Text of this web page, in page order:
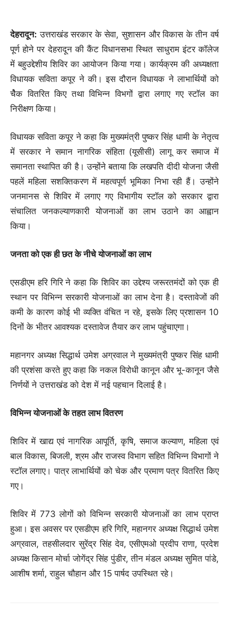
देहरादून: उत्तराखंड सरकार के सेवा, सुशासन और विकास के तीन वर्ष
पूर्ण होने पर देहरादून की कैंट विधानसभा स्थित साधुराम इंटर कॉलेज
में बहुउद्देशीय शिविर का आयोजन किया गया। कार्यक्रम की अध्यक्षता
विधायक सविता कपूर ने की। इस दौरान विधायक ने लाभार्थियों को
चैेक वितरित किए तथा विभिन्न विभगों द्वारा लगाए गए स्टॉल का
निरीक्षण किया।
विधायक सविता कपूर ने कहा कि मुख्यमंत्री पुष्कर सिंह धामी के नेतृत्व
में सरकार ने समान नागरिक संहिता (यूसीसी) लागू कर समाज में
समानता स्थापित की है। उन्होंने बताया कि लखपति दीदी योजना जैसी
पहलें महिला सशक्तिकरण में महत्वपूर्ण भूमिका निभा रही हैं। उन्होंने
जनमानस से शिविर में लगाए गए विभागीय स्टॉल को सरकार द्वारा
संचालित जनकल्याणकारी योजनाओं का लाभ उठाने का आह्वान
किया।
जनता को एक ही छत के नीचे योजनाओं का लाभ
एसडीएम हरि गिरि ने कहा कि शिविर का उद्देश्य जरूरतमंदों को एक ही
स्थान पर विभिन्न सरकारी योजनाओं का लाभ देना है। दस्तावेजों की
कमी के कारण कोई भी व्यक्ति वंचित न रहे, इसके लिए प्रशासन 10
दिनों के भीतर आवश्यक दस्तावेज तैयार कर लाभ पहुंचाएगा।
महानगर अध्यक्ष सिद्धार्थ उमेश अग्रवाल ने मुख्यमंत्री पुष्कर सिंह धामी
की प्रशंसा करते हुए कहा कि नकल विरोधी कानून और भू-कानून जैसे
निर्णयों ने उत्तराखंड को देश में नई पहचान दिलाई है।
विभिन्न योजनाओं के तहत लाभ वितरण
शिविर में खाद्य एवं नागरिक आपूर्ति, कृषि, समाज कल्याण, महिला एवं
बाल विकास, बिजली, श्रम और राजस्व विभाग सहित विभिन्न विभागों ने
स्टॉल लगाए। पात्र लाभार्थियों को चेक और प्रमाण पत्र वितरित किए
गए।
शिविर में 773 लोगों को विभिन्न सरकारी योजनाओं का लाभ प्राप्त
हुआ। इस अवसर पर एसडीएम हरि गिरि, महानगर अध्यक्ष सिद्धार्थ उमेश
अग्रवाल, तहसीलदार सुरेंद्र सिंह देव, एसीएमओ प्रदीप राणा, प्रदेश
अध्यक्ष किसान मोर्चा जोगेंद्र सिंह पुंडीर, तीन मंडल अध्यक्ष सुमित पांडे,
आशीष शर्मा, राहुल चौहान और 15 पार्षद उपस्थित रहे।